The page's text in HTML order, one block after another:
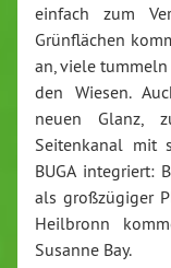
einfach zum
Grünflächen
an, viele
den Wiesen.
neuen Glanz,
Seitenkanal mit
BUGA integriert:
als großzügiger
Heilbronn
Susanne Bay.